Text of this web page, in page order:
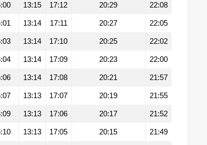
13:15 17:12 20:29 22:08
13:14 17:11 20:27 22:05
13:14 17:10 20:25 22:02
13:14 17:09 20:23 22:00
13:14 17:08 20:21 21:57
13:13 17:07 20:19 21:55
13:13 17:06 20:17 21:52
13:13 17:05 20:15 21:49